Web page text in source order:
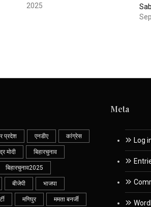
2025
प्रदेश एनडीए कांग्रेस
मोदी बिहारचुनाव
बिहारचुनाव2025
बीजेपी भाजपा
मणिपुर ममता बनर्जी
Meta
Log